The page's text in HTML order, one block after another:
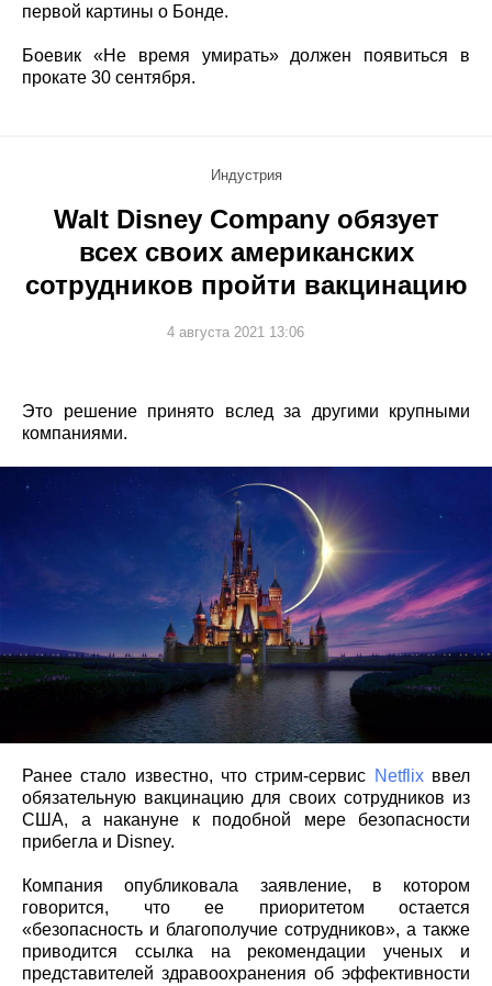
первой картины о Бонде.
Боевик «Не время умирать» должен появиться в
прокате 30 сентября.
Индустрия
Walt Disney Company обязует
всех своих американских
сотрудников пройти вакцинацию
4 августа 2021 13:06
Это решение принято вслед за другими крупными
компаниями.
Ранее стало известно, что стрим-сервис Netflixввел
обязательную вакцинацию для своих сотрудников из
США, а накануне к подобной мере безопасности
прибегла и Disney.
Компания опубликовала заявление, в котором
говорится, что ее приоритетом остается
«безопасность и благополучие сотрудников», а также
приводится ссылка на рекомендации ученых и
представителей здравоохранения об эффективности